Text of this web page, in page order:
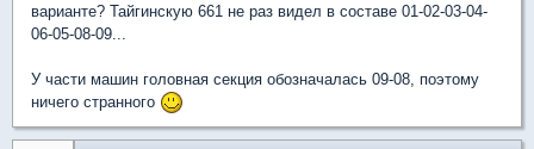
варианте? Тайгинскую 661 не раз видел в составе 01-02-03-04-
06-05-08-09...
У части машин головная секция обозначалась 09-08, поэтому
ничего странного